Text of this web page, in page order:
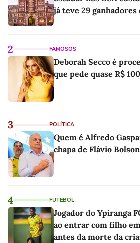
já teve 29
2 FAMOSOS
Deborah Secco é
que pede quase R$
3 POLÍTICA
Quem é Alfredo
chapa de Flávio
4 FUTEBOL
Jogador do Ypiranga
ao entrar com filho
antes da morte da